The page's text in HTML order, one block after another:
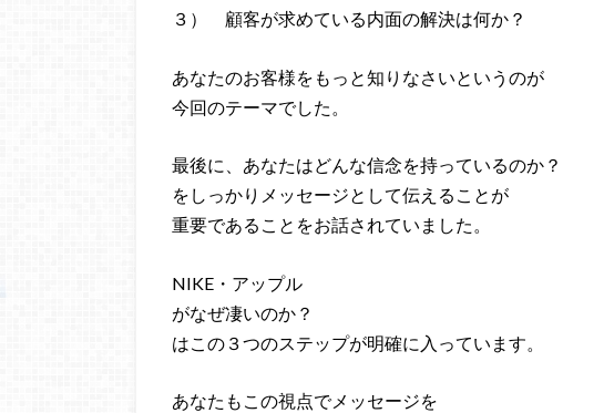
３） 顧客が求めている内面の解決は何か？
あなたのお客様をもっと知りなさいというのが
今回のテーマでした。
最後に、あなたはどんな信念を持っているのか？
をしっかりメッセージとして伝えることが
重要であることをお話されていました。
NIKE・アップル
がなぜ凄いのか？
はこの３つのステップが明確に入っています。
あなたもこの視点でメッセージを